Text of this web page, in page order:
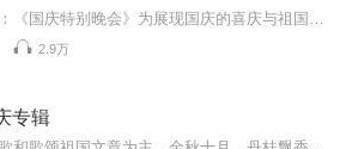
2.9万
专辑